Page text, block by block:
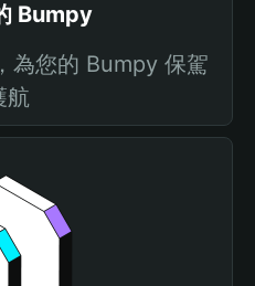
Bumpy
為您的 Bumpy 保駕
航